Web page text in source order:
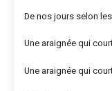
De nos jours selon
Une araignée qui
Une araignée qui